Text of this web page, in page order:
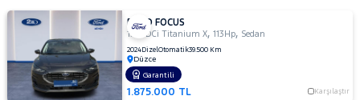
GHIA
1.6
TDCI
GHIA
FORD FOCUS
1.5 TDCi Titanium X,113Hp, Sedan
2024DizelOtomatik39.500 Km
Düzce
1.875.000 TL Karşılaştır
Garantili